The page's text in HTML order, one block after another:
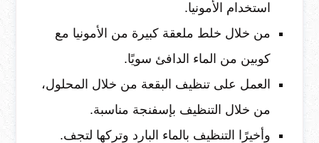
استخدام الأمونيا.
من خلال خلط ملعقة كبيرة من الأمونيا مع
كوبين من الماء الدافئ سويًا.
العمل على تنظيف البقعة من خلال المحلول،
من خلال التنظيف بإسفنجة مناسبة.
وأخيرًا التنظيف بالماء البارد وتركها لتجف.